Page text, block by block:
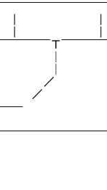
￣￣￣￣￣￣￣
￣￣Τ￣￣￣￣